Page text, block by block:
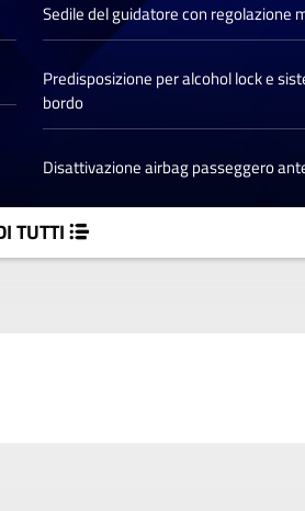
Sedile del guidatore con regolazione
Predisposizione per alcohol lock e
bordo
Disattivazione airbag passeggero
TUTTI